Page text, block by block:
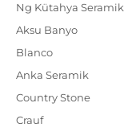
Ng Kütahya Seramik
Aksu Banyo
Blanco
Anka Seramik
Country Stone
Crauf